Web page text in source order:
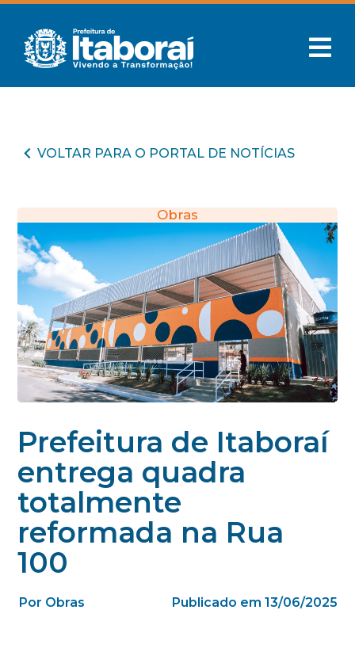
VOLTAR PARA O PORTAL DE NOTÍCIAS
Obras
Prefeitura de Itaboraí
entrega quadra
totalmente
reformada na Rua
100
Por Obras Publicado em 13/06/2025